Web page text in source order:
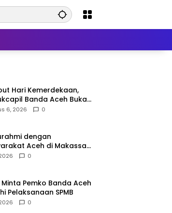
Hari Kemerdekaan,
Banda Aceh Buka
Ganti Foto KTP
6, 2026 0
dengan
Aceh di Makassar,
Mengaku Bangga atas
0
Minta Pemko Banda Aceh
Pelaksanaan SPMB
0